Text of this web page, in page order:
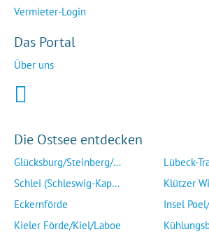
Vermieter-Login
Das Portal
Über uns
Die Ostsee entdecken
Glücksburg/Steinberg/...
Schlei (Schleswig-Kap...
Eckernförde
Kieler Förde/Kiel/Laboe
Lübeck-
Klützer
Insel